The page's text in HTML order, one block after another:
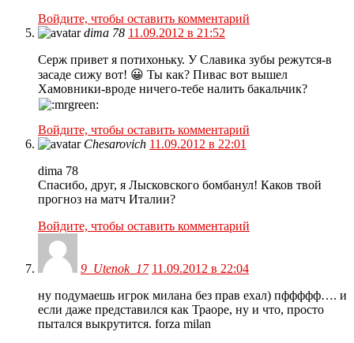
Войдите, чтобы оставить комментарий
dima 78 11.09.2012 в 21:52
Серж привет я потихоньку. У Славика зубы режутся-в
засаде сижу вот! 😀 Ты как? Пивас вот вышел
Хамовники-вроде ничего-тебе налить бакальчик?
Войдите, чтобы оставить комментарий
Chesarovich 11.09.2012 в 22:01
dima 78
Спасибо, друг, я Лысковского бомбанул! Каков твой
прогноз на матч Италии?
Войдите, чтобы оставить комментарий
9_Utenok_17 11.09.2012 в 22:04
ну подумаешь игрок милана без прав ехал) пффффф…. и
если даже представился как Траоре, ну и что, просто
пытался выкрутится. forza milan